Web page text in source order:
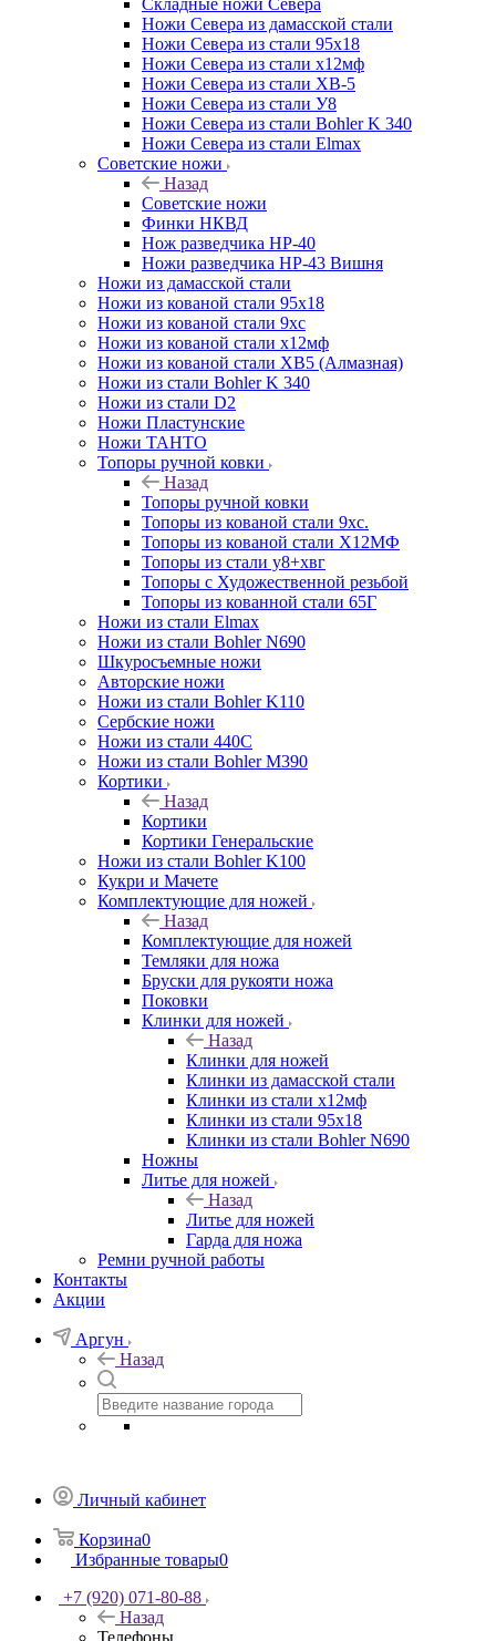
Складные ножи Севера
Ножи Севера из дамасской стали
Ножи Севера из стали 95х18
Ножи Севера из стали х12мф
Ножи Севера из стали ХВ-5
Ножи Севера из стали У8
Ножи Севера из стали Bohler K 340
Ножи Севера из стали Elmax
Советские ножи
Назад
Советские ножи
Финки НКВД
Нож разведчика НР-40
Ножи разведчика НР-43 Вишня
Ножи из дамасской стали
Ножи из кованой стали 95х18
Ножи из кованой стали 9хс
Ножи из кованой стали х12мф
Ножи из кованой стали ХВ5 (Алмазная)
Ножи из стали Bohler K 340
Ножи из стали D2
Ножи Пластунские
Ножи ТАНТО
Топоры ручной ковки
Назад
Топоры ручной ковки
Топоры из кованой стали 9хс.
Топоры из кованой стали Х12МФ
Топоры из стали у8+хвг
Топоры с Художественной резьбой
Топоры из кованной стали 65Г
Ножи из стали Elmax
Ножи из стали Bohler N690
Шкуросъемные ножи
Авторские ножи
Ножи из стали Bohler K110
Сербские ножи
Ножи из стали 440С
Ножи из стали Bohler M390
Кортики
Назад
Кортики
Кортики Генеральские
Ножи из стали Bohler K100
Кукри и Мачете
Комплектующие для ножей
Назад
Комплектующие для ножей
Темляки для ножа
Бруски для рукояти ножа
Поковки
Клинки для ножей
Назад
Клинки для ножей
Клинки из дамасской стали
Клинки из стали х12мф
Клинки из стали 95х18
Клинки из стали Bohler N690
Ножны
Литье для ножей
Назад
Литье для ножей
Гарда для ножа
Ремни ручной работы
Контакты
Акции
Аргун
Назад
Личный кабинет
Корзина0
Избранные товары0
+7 (920) 071-80-88
Назад
Телефоны